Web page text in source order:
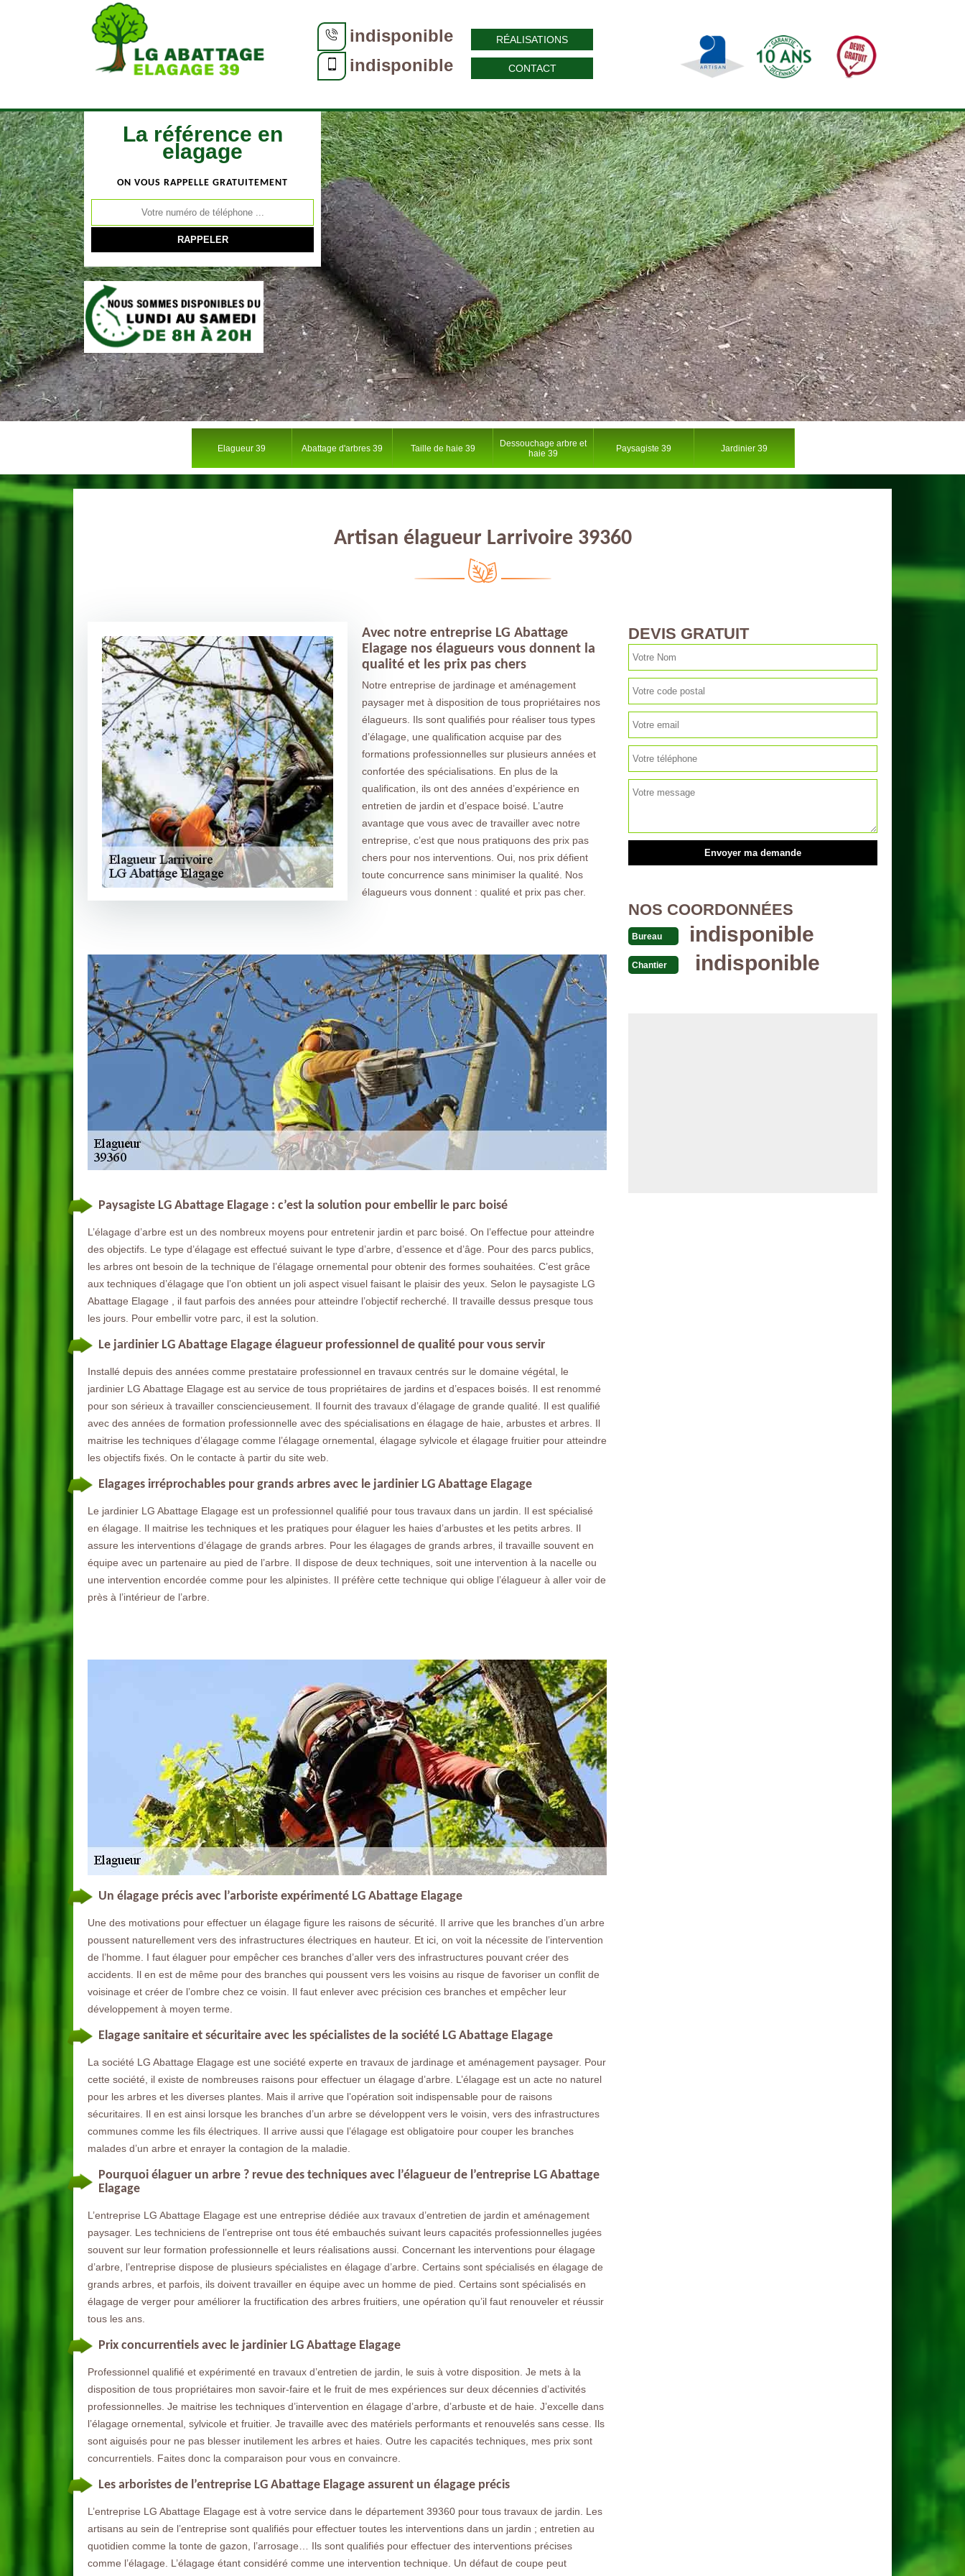
indisponible
indisponible
RÉALISATIONS
CONTACT
La référence en
elagage
ON VOUS RAPPELLE GRATUITEMENT
Elagueur 39 Abattage d'arbres 39 Taille de haie 39
Dessouchage arbre et
haie 39
Paysagiste 39 Jardinier 39
Artisan élagueur Larrivoire 39360
Avec notre entreprise LG Abattage
Elagage nos élagueurs vous donnent la
qualité et les prix pas chers
Notre entreprise de jardinage et aménagement
paysager met à disposition de tous propriétaires nos
élagueurs. Ils sont qualifiés pour réaliser tous types
d’élagage, une qualification acquise par des
formations professionnelles sur plusieurs années et
confortée des spécialisations. En plus de la
qualification, ils ont des années d’expérience en
entretien de jardin et d’espace boisé. L’autre
avantage que vous avec de travailler avec notre
entreprise, c’est que nous pratiquons des prix pas
chers pour nos interventions. Oui, nos prix défient
toute concurrence sans minimiser la qualité. Nos
élagueurs vous donnent : qualité et prix pas cher.
Paysagiste LG Abattage Elagage : c’est la solution pour embellir le parc boisé
L’élagage d’arbre est un des nombreux moyens pour entretenir jardin et parc boisé. On l’effectue pour atteindre
des objectifs. Le type d’élagage est effectué suivant le type d’arbre, d’essence et d’âge. Pour des parcs publics,
les arbres ont besoin de la technique de l’élagage ornemental pour obtenir des formes souhaitées. C’est grâce
aux techniques d’élagage que l’on obtient un joli aspect visuel faisant le plaisir des yeux. Selon le paysagiste LG
Abattage Elagage , il faut parfois des années pour atteindre l’objectif recherché. Il travaille dessus presque tous
les jours. Pour embellir votre parc, il est la solution.
Le jardinier LG Abattage Elagage élagueur professionnel de qualité pour vous servir
Installé depuis des années comme prestataire professionnel en travaux centrés sur le domaine végétal, le
jardinier LG Abattage Elagage est au service de tous propriétaires de jardins et d’espaces boisés. Il est renommé
pour son sérieux à travailler consciencieusement. Il fournit des travaux d’élagage de grande qualité. Il est qualifié
avec des années de formation professionnelle avec des spécialisations en élagage de haie, arbustes et arbres. Il
maitrise les techniques d’élagage comme l’élagage ornemental, élagage sylvicole et élagage fruitier pour atteindre
les objectifs fixés. On le contacte à partir du site web.
Elagages irréprochables pour grands arbres avec le jardinier LG Abattage Elagage
Le jardinier LG Abattage Elagage est un professionnel qualifié pour tous travaux dans un jardin. Il est spécialisé
en élagage. Il maitrise les techniques et les pratiques pour élaguer les haies d’arbustes et les petits arbres. Il
assure les interventions d’élagage de grands arbres. Pour les élagages de grands arbres, il travaille souvent en
équipe avec un partenaire au pied de l’arbre. Il dispose de deux techniques, soit une intervention à la nacelle ou
une intervention encordée comme pour les alpinistes. Il préfère cette technique qui oblige l’élagueur à aller voir de
près à l’intérieur de l’arbre.
Un élagage précis avec l’arboriste expérimenté LG Abattage Elagage
Une des motivations pour effectuer un élagage figure les raisons de sécurité. Il arrive que les branches d’un arbre
poussent naturellement vers des infrastructures électriques en hauteur. Et ici, on voit la nécessite de l’intervention
de l’homme. I faut élaguer pour empêcher ces branches d’aller vers des infrastructures pouvant créer des
accidents. Il en est de même pour des branches qui poussent vers les voisins au risque de favoriser un conflit de
voisinage et créer de l’ombre chez ce voisin. Il faut enlever avec précision ces branches et empêcher leur
développement à moyen terme.
Elagage sanitaire et sécuritaire avec les spécialistes de la société LG Abattage Elagage
La société LG Abattage Elagage est une société experte en travaux de jardinage et aménagement paysager. Pour
cette société, il existe de nombreuses raisons pour effectuer un élagage d’arbre. L’élagage est un acte no naturel
pour les arbres et les diverses plantes. Mais il arrive que l’opération soit indispensable pour de raisons
sécuritaires. Il en est ainsi lorsque les branches d’un arbre se développent vers le voisin, vers des infrastructures
communes comme les fils électriques. Il arrive aussi que l’élagage est obligatoire pour couper les branches
malades d’un arbre et enrayer la contagion de la maladie.
Pourquoi élaguer un arbre ? revue des techniques avec l’élagueur de l’entreprise LG Abattage
Elagage
L’entreprise LG Abattage Elagage est une entreprise dédiée aux travaux d’entretien de jardin et aménagement
paysager. Les techniciens de l’entreprise ont tous été embauchés suivant leurs capacités professionnelles jugées
souvent sur leur formation professionnelle et leurs réalisations aussi. Concernant les interventions pour élagage
d’arbre, l’entreprise dispose de plusieurs spécialistes en élagage d’arbre. Certains sont spécialisés en élagage de
grands arbres, et parfois, ils doivent travailler en équipe avec un homme de pied. Certains sont spécialisés en
élagage de verger pour améliorer la fructification des arbres fruitiers, une opération qu’il faut renouveler et réussir
tous les ans.
Prix concurrentiels avec le jardinier LG Abattage Elagage
Professionnel qualifié et expérimenté en travaux d’entretien de jardin, le suis à votre disposition. Je mets à la
disposition de tous propriétaires mon savoir-faire et le fruit de mes expériences sur deux décennies d’activités
professionnelles. Je maitrise les techniques d’intervention en élagage d’arbre, d’arbuste et de haie. J’excelle dans
l’élagage ornemental, sylvicole et fruitier. Je travaille avec des matériels performants et renouvelés sans cesse. Ils
sont aiguisés pour ne pas blesser inutilement les arbres et haies. Outre les capacités techniques, mes prix sont
concurrentiels. Faites donc la comparaison pour vous en convaincre.
Les arboristes de l’entreprise LG Abattage Elagage assurent un élagage précis
L’entreprise LG Abattage Elagage est à votre service dans le département 39360 pour tous travaux de jardin. Les
artisans au sein de l’entreprise sont qualifiés pour effectuer toutes les interventions dans un jardin ; entretien au
quotidien comme la tonte de gazon, l’arrosage… Ils sont qualifiés pour effectuer des interventions précises
comme l’élagage. L’élagage étant considéré comme une intervention technique. Un défaut de coupe peut
DEVIS GRATUIT
NOS COORDONNÉES
Bureau indisponible
Chantier indisponible